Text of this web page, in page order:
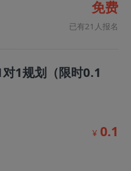
免费
已有21人报名
对1规划（限时0.1
¥ 0.1